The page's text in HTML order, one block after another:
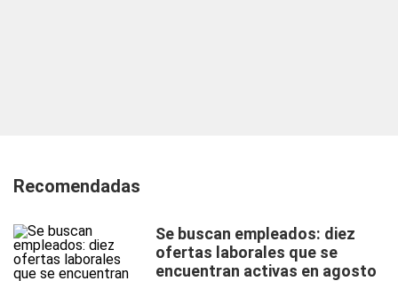
Recomendadas
Se buscan empleados: diez
ofertas laborales que se
encuentran activas en agosto